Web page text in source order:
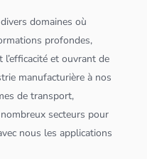
domaines où
profondes,
et ouvrant de
manufacturière à nos
de transport,
secteurs pour
nous lesapplications